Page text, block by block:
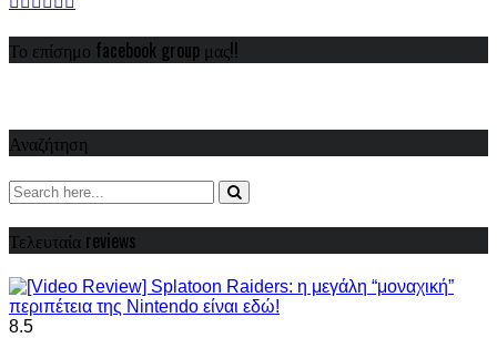
Το επίσημο facebook group μας!!
Αναζήτηση
Τελευταία reviews
8.5